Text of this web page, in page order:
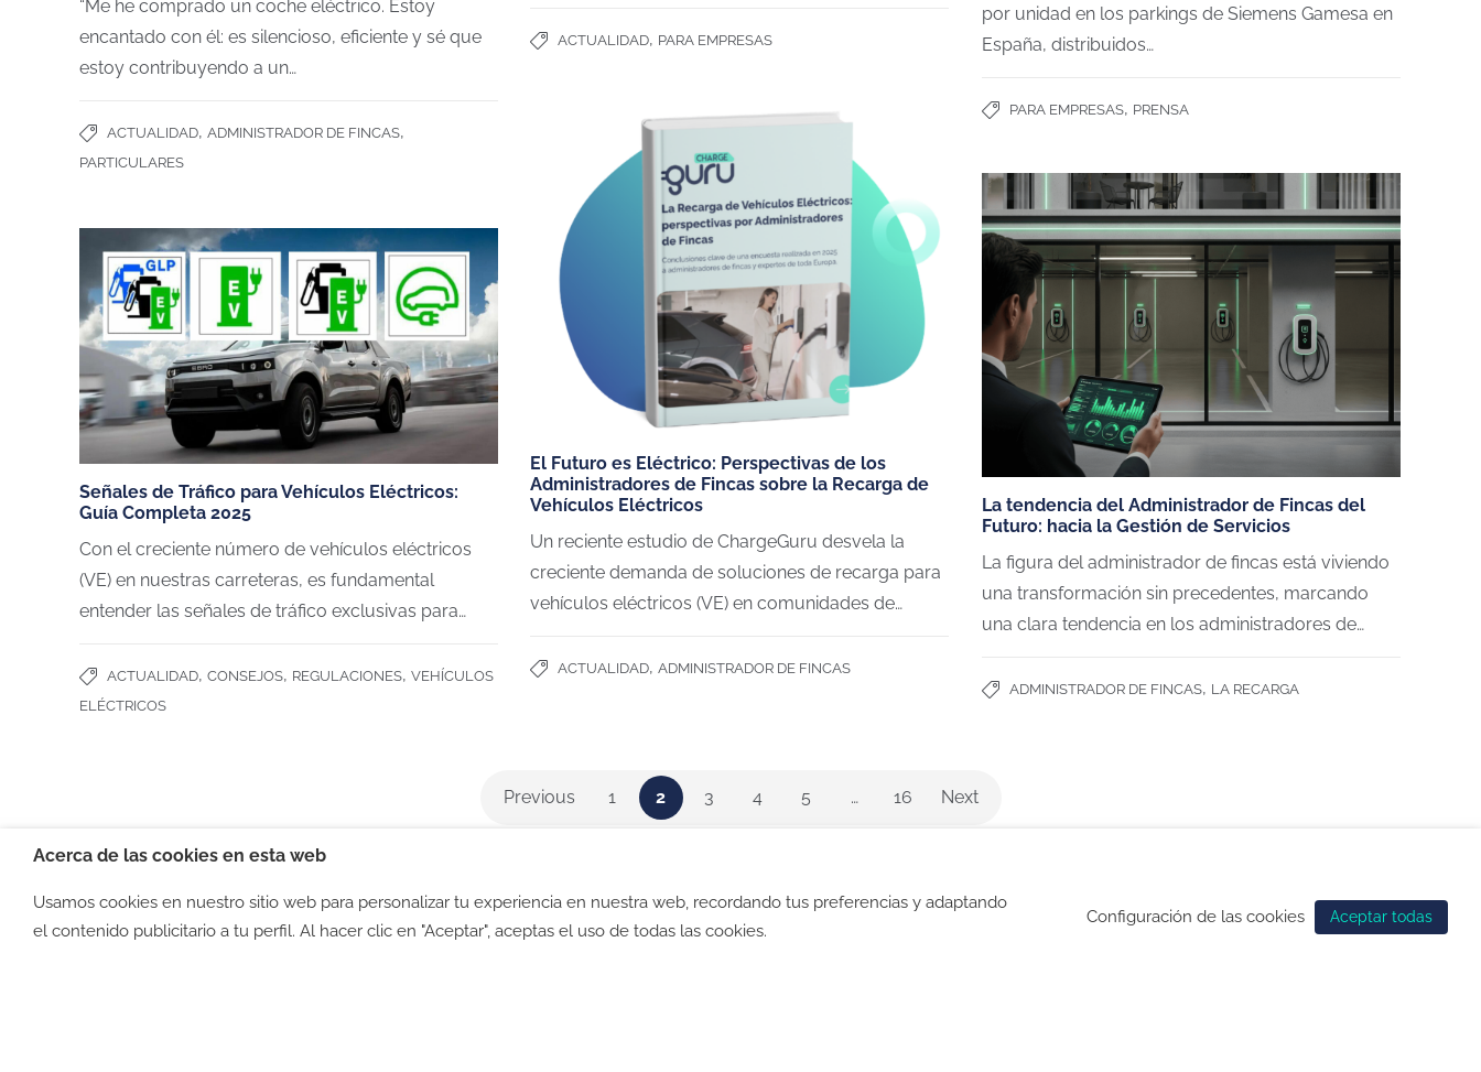
ACTUALIDAD, PARA EMPRESAS
por unidad en los parkings de Siemens Gamesa en
España, distribuidos…
PARA EMPRESAS, PRENSA
“Me he comprado un coche eléctrico. Estoy
encantado con él: es silencioso, eficiente y sé que
estoy contribuyendo a un…
ACTUALIDAD, ADMINISTRADOR DE FINCAS,
PARTICULARES
El Futuro es Eléctrico: Perspectivas de los
Administradores de Fincas sobre la Recarga de
Vehículos Eléctricos
Un reciente estudio de ChargeGuru desvela la
creciente demanda de soluciones de recarga para
vehículos eléctricos (VE) en comunidades de…
ACTUALIDAD, ADMINISTRADOR DE FINCAS
La tendencia del Administrador de Fincas del
Futuro: hacia la Gestión de Servicios
La figura del administrador de fincas está viviendo
una transformación sin precedentes, marcando
una clara tendencia en los administradores de…
ADMINISTRADOR DE FINCAS, LA RECARGA
Señales de Tráfico para Vehículos Eléctricos:
Guía Completa 2025
Con el creciente número de vehículos eléctricos
(VE) en nuestras carreteras, es fundamental
entender las señales de tráfico exclusivas para…
ACTUALIDAD, CONSEJOS, REGULACIONES, VEHÍCULOS
ELÉCTRICOS
Previous 1 2 3 4 5 … 16 Next
CHARGEGURU ESPAÑA
Contáctanos
Sobre ChargeGuru
Trabaja con nosotros
PRENSA
NUESTROS SERVICIOS
Vivienda unifamiliar
Empresas
Hoteles, restaurantes y
comercios
¿Cómo debería ser mi punto de
Modelos de cargadores
VEHÍCULOS ELÉCTRICOS
Coches eléctricos
Fiat 500
Tesla model Y
MG4
Miembros de:
©2026 -Política de privacidad -Política de Cookies -Política SGI
Acerca de las cookies en esta web
Usamos cookies en nuestro sitio web para personalizar tu experiencia en nuestra web, recordando tus preferencias y adaptando
el contenido publicitario a tu perfil. Al hacer clic en "Aceptar", aceptas el uso de todas las cookies.
Configuración de las cookies Aceptar todas